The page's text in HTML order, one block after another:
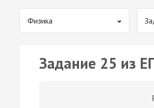
Физика
Задание 25 из